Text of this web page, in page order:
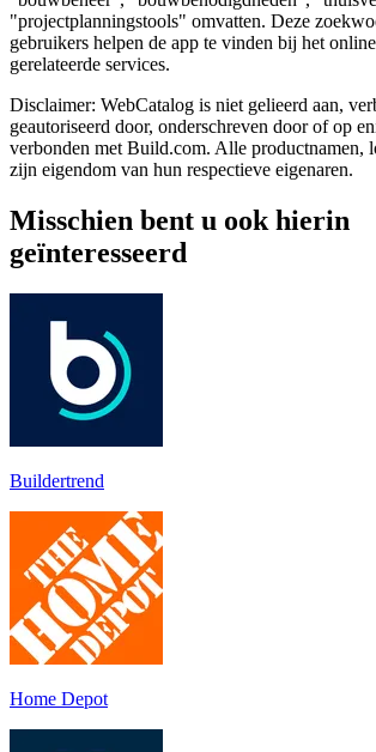
"projectplanningstools" omvatten. Deze
gebruikers helpen de app te vinden bij het
gerelateerde services.
Disclaimer: WebCatalog is niet gelieerd aan,
geautoriseerd door, onderschreven door of op
verbonden met Build.com. Alle productnamen,
zijn eigendom van hun respectieve eigenaren.
Misschien bent u ook hierin
geïnteresseerd
Buildertrend
Home Depot